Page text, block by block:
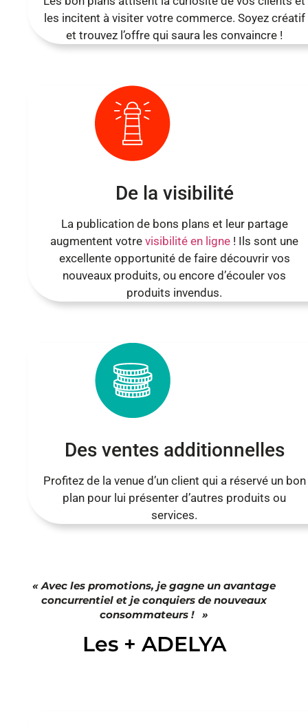
les incitent à visiter votre commerce. Soyez créatif
et trouvez l’offre qui saura les convaincre !
De la visibilité
La publication de bons plans et leur partage
augmentent votrevisibilité en ligne ! Ils sont une
excellente opportunité de faire découvrir vos
nouveaux produits, ou encore d’écouler vos
produits invendus.
Des ventes additionnelles
Profitez de la venue d’un client qui a réservé un bon
plan pour lui présenter d’autres produits ou
services.
« Avec les promotions, je gagne un avantage
concurrentiel et je conquiers de nouveaux
consommateurs ! »
Les + ADELYA